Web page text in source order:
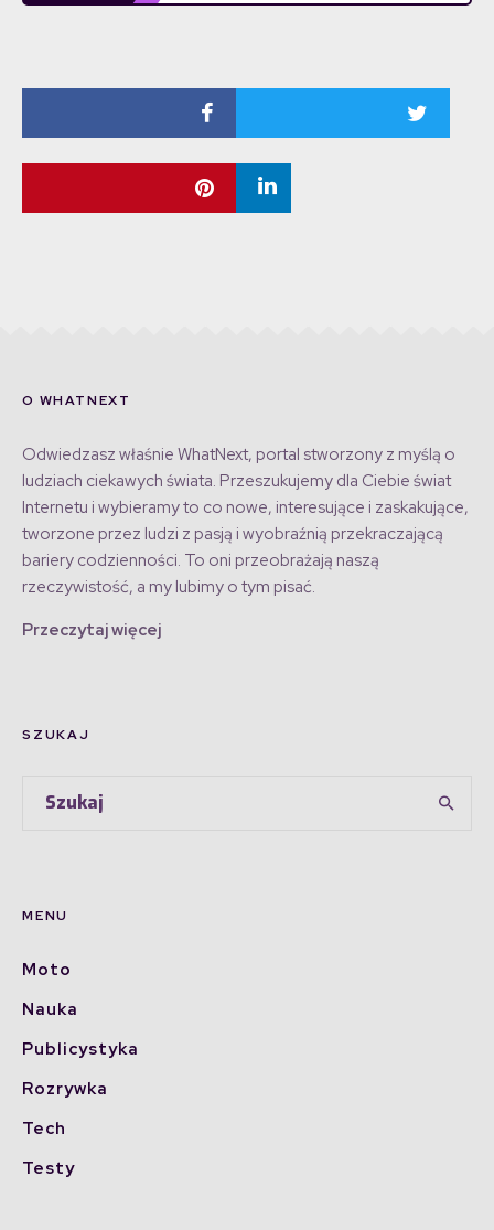
O WHATNEXT
Odwiedzasz właśnie WhatNext, portal stworzony z myślą o
ludziach ciekawych świata. Przeszukujemy dla Ciebie świat
Internetu i wybieramy to co nowe, interesujące i zaskakujące,
tworzone przez ludzi z pasją i wyobraźnią przekraczającą
bariery codzienności. To oni przeobrażają naszą
rzeczywistość, a my lubimy o tym pisać.
Przeczytaj więcej
SZUKAJ
MENU
Moto
Nauka
Publicystyka
Rozrywka
Tech
Testy